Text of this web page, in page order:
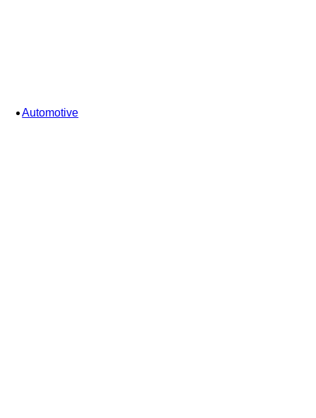
Automotive